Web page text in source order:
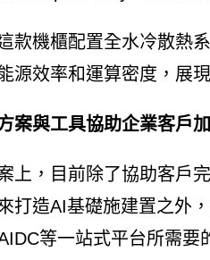
款機櫃配置全水冷散熱
源效率和運算密度，展
案與工具協助企業客戶
上，目前除了協助客戶
打造AI基礎施建置之外
等一站式平台所需